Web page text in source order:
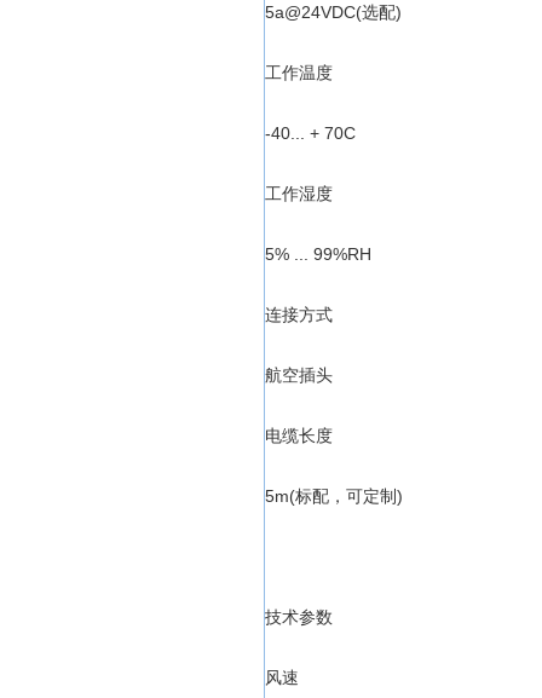
5a@24VDC(选配)
工作温度
-40... + 70C
工作湿度
5% ... 99%RH
连接方式
航空插头
电缆长度
5m(标配，可定制)
技术参数
风速